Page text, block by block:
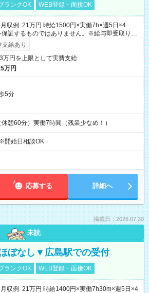
ランクOK WEB登録・面接OK
収例 21万円 時給1500円×実働7h×週5日×4
証するものではありません。※給与即受取りサ
利用条件有）
給あり
万円を上限として実費支給
万円
5分
憩60分）実働7時間（残業少なめ！）
始日相談OK
応募する 詳細へ
掲載日：2026.07.30
未読
ぼなし▼広島駅での受付
ランクOK WEB登録・面接OK
収例 21万円 時給1400円×実働7h30m×週5日×4